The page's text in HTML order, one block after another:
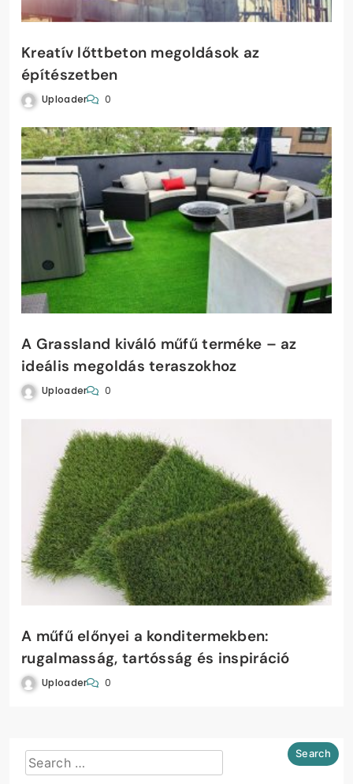
Kreatív lőttbeton megoldások az
építészetben
Uploader 0
A Grassland kiváló műfű terméke – az
ideális megoldás teraszokhoz
Uploader 0
A műfű előnyei a konditermekben:
rugalmasság, tartósság és inspiráció
Uploader 0